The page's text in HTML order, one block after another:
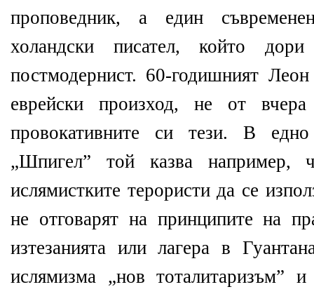
проповедник, а един
холандски писател, който
постмодернист. 60-годишният
еврейски произход, не от
провокативните си тези. В
„Шпигел” той казва например,
ислямистките терористи да се
не отговарят на принципите на
изтезанията или лагера в
ислямизма „нов тоталитаризъм”